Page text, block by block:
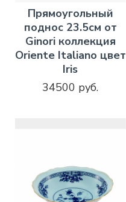
Прямоугольный
поднос 23.5см от
Ginori коллекция
Oriente Italiano цвет
Iris
34500 руб.